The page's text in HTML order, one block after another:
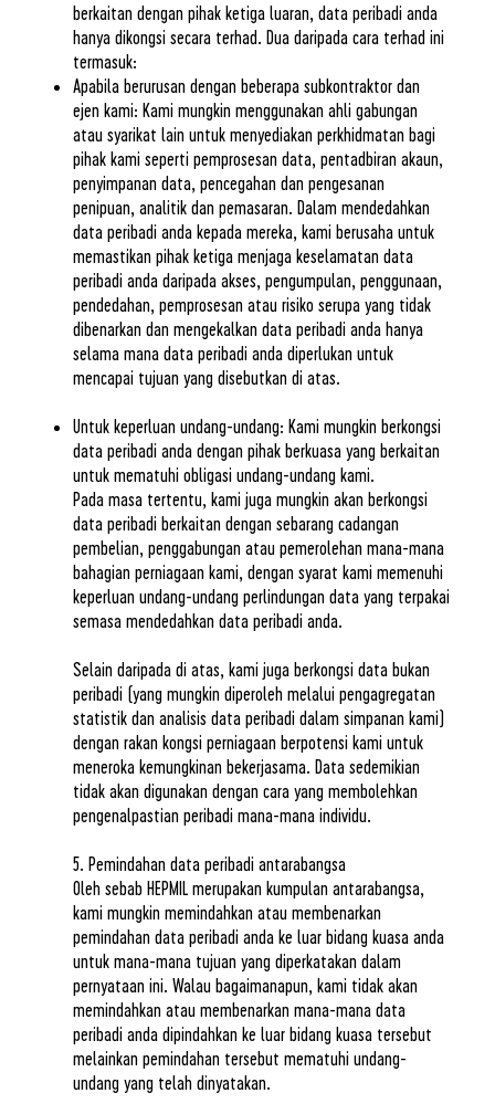
berkaitan dengan pihak ketiga luaran, data peribadi anda
hanya dikongsi secara terhad. Dua daripada cara terhad ini
termasuk:
Apabila berurusan dengan beberapa subkontraktor dan
ejen kami: Kami mungkin menggunakan ahli gabungan
atau syarikat lain untuk menyediakan perkhidmatan bagi
pihak kami seperti pemprosesan data, pentadbiran akaun,
penyimpanan data, pencegahan dan pengesanan
penipuan, analitik dan pemasaran. Dalam mendedahkan
data peribadi anda kepada mereka, kami berusaha untuk
memastikan pihak ketiga menjaga keselamatan data
peribadi anda daripada akses, pengumpulan, penggunaan,
pendedahan, pemprosesan atau risiko serupa yang tidak
dibenarkan dan mengekalkan data peribadi anda hanya
selama mana data peribadi anda diperlukan untuk
mencapai tujuan yang disebutkan di atas.
Untuk keperluan undang-undang: Kami mungkin berkongsi
data peribadi anda dengan pihak berkuasa yang berkaitan
untuk mematuhi obligasi undang-undang kami.
Pada masa tertentu, kami juga mungkin akan berkongsi
data peribadi berkaitan dengan sebarang cadangan
pembelian, penggabungan atau pemerolehan mana-mana
bahagian perniagaan kami, dengan syarat kami memenuhi
keperluan undang-undang perlindungan data yang terpakai
semasa mendedahkan data peribadi anda.
Selain daripada di atas, kami juga berkongsi data bukan
peribadi (yang mungkin diperoleh melalui pengagregatan
statistik dan analisis data peribadi dalam simpanan kami)
dengan rakan kongsi perniagaan berpotensi kami untuk
meneroka kemungkinan bekerjasama. Data sedemikian
tidak akan digunakan dengan cara yang membolehkan
pengenalpastian peribadi mana-mana individu.
5. Pemindahan data peribadi antarabangsa
Oleh sebab HEPMIL merupakan kumpulan antarabangsa,
kami mungkin memindahkan atau membenarkan
pemindahan data peribadi anda ke luar bidang kuasa anda
untuk mana-mana tujuan yang diperkatakan dalam
pernyataan ini. Walau bagaimanapun, kami tidak akan
memindahkan atau membenarkan mana-mana data
peribadi anda dipindahkan ke luar bidang kuasa tersebut
melainkan pemindahan tersebut mematuhi undang-
undang yang telah dinyatakan.